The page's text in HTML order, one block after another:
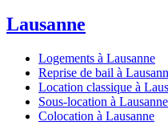
Lausanne
Logements à Lausanne
Reprise de bail à
Location classique à
Sous-location à Lausanne
Colocation à Lausanne